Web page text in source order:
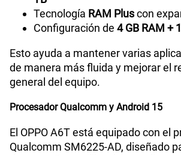
Tecnología RAM Pluscon
Configuración de 4 GB RAM +
Esto ayuda a mantener varias
de manera más fluida y mejorar el
general del equipo.
Procesador Qualcomm y Android 15
El OPPO A6T está equipado con el
Qualcomm SM6225-AD, diseñado